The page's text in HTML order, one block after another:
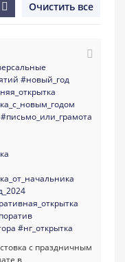
Очистить все
#новый_год
#письмо_или_грамота
#нг_открытка